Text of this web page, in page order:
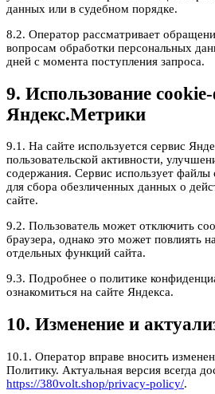
данных или в судебном порядке.
8.2. Оператор рассматривает
вопросам обработки персональных
дней с момента поступления запроса.
9. Использование
Яндекс.Метрики
9.1. На сайте используется сервис
пользовательской активности,
содержания. Сервис использует
для сбора обезличенных данных о
сайте.
9.2. Пользователь может отключить
браузера, однако это может повлиять
отдельных функций сайта.
9.3. Подробнее о политике
ознакомиться на сайте Яндекса.
10. Изменение и
10.1. Оператор вправе вносить
Политику. Актуальная версия всегда
https://380volt.shop/privacy-policy/.